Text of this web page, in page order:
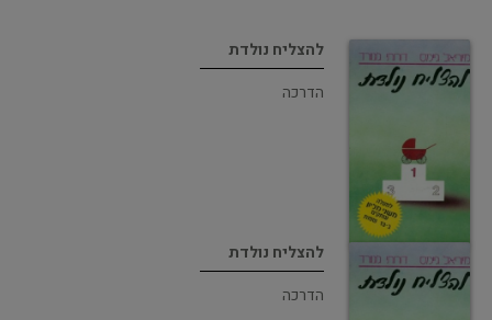
להצליח נולדת
הדרכה
להצליח נולדת
הדרכה